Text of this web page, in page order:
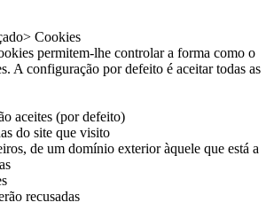
Cookies
permitem-lhe controlar a forma como o
A configuração por defeito é aceitar todas as
aceites (por defeito)
do site que visito
de um domínio exterior àquele que está a
recusadas